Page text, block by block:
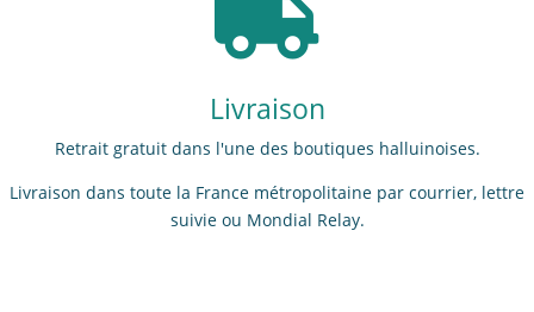

Livraison
Retrait gratuit dans l'une des boutiques halluinoises.
Livraison dans toute la France métropolitaine par courrier, lettre
suivie ou Mondial Relay.